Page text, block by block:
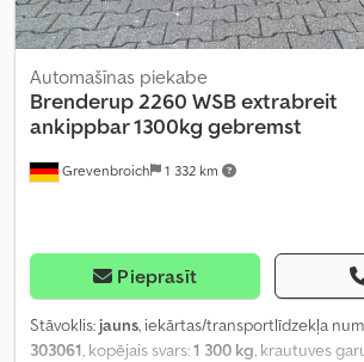
Grevenbroich 1 332 km
Automašīnas piekabe
Brenderup2260 WSB extrabreit
ankippbar 1300kg gebremst
Pieprasīt
Stāvoklis: jauns, iekārtas/transportlīdzekļa
303061, kopējais svars:1 300 kg, krautuves